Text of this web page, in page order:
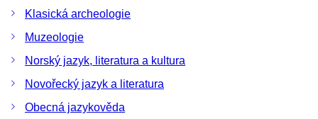
Klasická archeologie
Muzeologie
Norský jazyk, literatura a kultura
Novořecký jazyk a literatura
Obecná jazykověda